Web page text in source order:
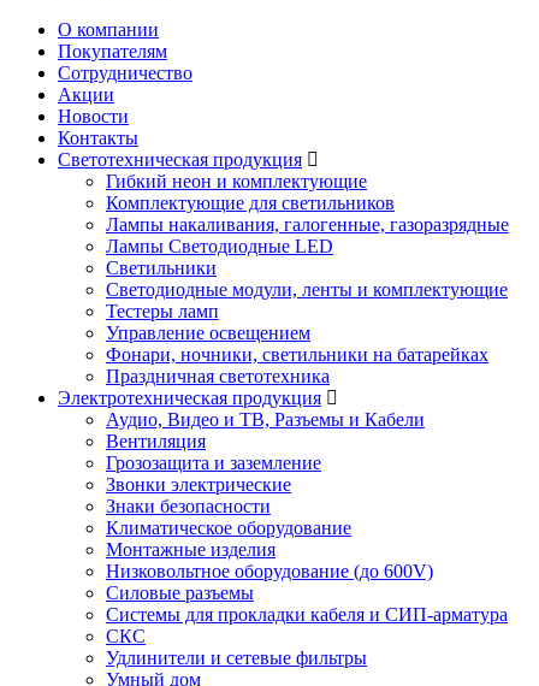
О компании
Покупателям
Сотрудничество
Акции
Новости
Контакты
Светотехническая продукция
Гибкий неон и комплектующие
Комплектующие для светильников
Лампы накаливания, галогенные, газоразрядные
Лампы Светодиодные LED
Светильники
Светодиодные модули, ленты и комплектующие
Тестеры ламп
Управление освещением
Фонари, ночники, светильники на батарейках
Праздничная светотехника
Электротехническая продукция
Аудио, Видео и ТВ, Разъемы и Кабели
Вентиляция
Грозозащита и заземление
Звонки электрические
Знаки безопасности
Климатическое оборудование
Монтажные изделия
Низковольтное оборудование (до 600V)
Силовые разъемы
Системы для прокладки кабеля и СИП-арматура
СКС
Удлинители и сетевые фильтры
Умный дом